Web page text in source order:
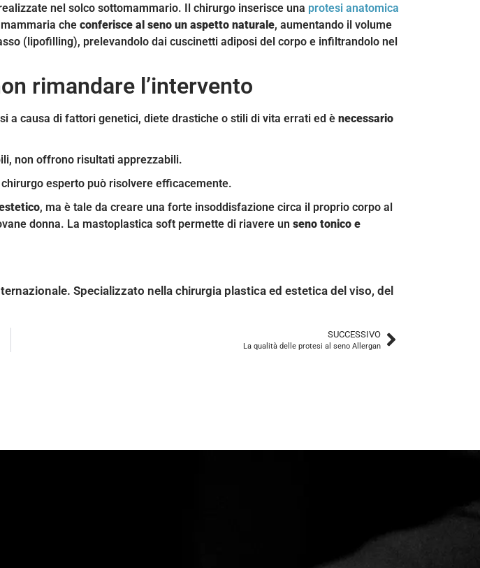
nel solco sottomammario. Il chirurgo inserisce una protesi anatomica
che conferisce al seno un aspetto naturale, aumentando il volume
(lipofilling), prelevandolo dai cuscinetti adiposi del corpo e infiltrandolo nel
rimandare l’intervento
a causa di fattori genetici, diete drastiche o stili di vita errati ed è necessario
non offrono risultati apprezzabili.
esperto può risolvere efficacemente.
, ma è tale da creare una forte insoddisfazione circa il proprio corpo al
donna. La mastoplastica soft permette di riavere un seno tonico e
Specializzato nella chirurgia plastica ed estetica del viso, del
SUCCESSIVO
La qualità delle protesi al seno Allergan